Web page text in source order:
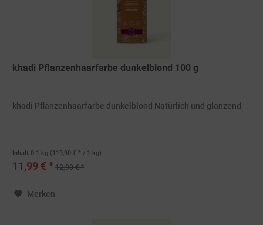
khadi Pflanzenhaarfarbe dunkelblond 100 g
khadi Pflanzenhaarfarbe dunkelblond Natürlich und glänzend
Inhalt 0.1 kg (119,90 € * / 1 kg)
11,99 € * 12,90 € *
Merken